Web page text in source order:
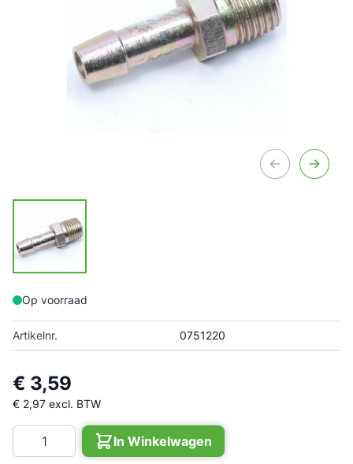
Op voorraad
Artikelnr. 0751220
€ 3,59
€ 2,97 excl. BTW
Aantal
In Winkelwagen